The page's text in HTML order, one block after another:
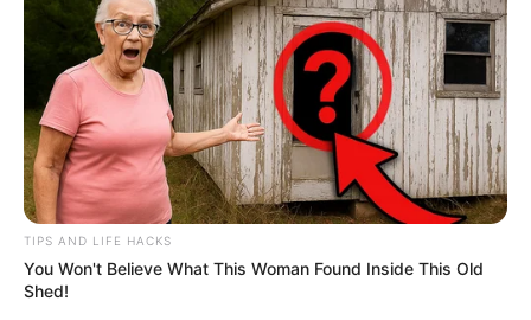
TIPS AND LIFE HACKS
You Won't Believe What This Woman Found Inside This Old
Shed!